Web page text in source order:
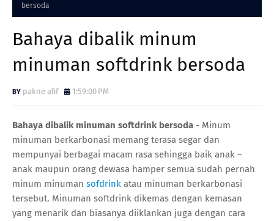
bersoda
Bahaya dibalik minum
minuman softdrink bersoda
pakne afif 1:59:00 PM
Bahaya dibalik minuman softdrink bersoda - Minum
minuman berkarbonasi memang terasa segar dan
mempunyai berbagai macam rasa sehingga baik anak –
anak maupun orang dewasa hamper semua sudah pernah
minum minuman sofdrink atau minuman berkarbonasi
tersebut. Minuman softdrink dikemas dengan kemasan
yang menarik dan biasanya diiklankan juga dengan cara